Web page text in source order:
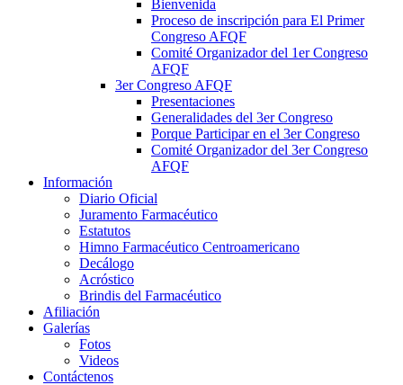
Bienvenida
Proceso de inscripción para El Primer
Congreso AFQF
Comité Organizador del 1er Congreso
AFQF
3er Congreso AFQF
Presentaciones
Generalidades del 3er Congreso
Porque Participar en el 3er Congreso
Comité Organizador del 3er Congreso
AFQF
Información
Diario Oficial
Juramento Farmacéutico
Estatutos
Himno Farmacéutico Centroamericano
Decálogo
Acróstico
Brindis del Farmacéutico
Afiliación
Galerías
Fotos
Videos
Contáctenos